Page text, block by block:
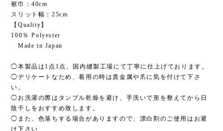
裾巾：40cm
スリット幅：25cm
【Quality】
100％ Polyester
Made in Japan
◯本製品は1点1点、国内縫製工場にて丁寧に仕上げております。
◯デリケートなため、着用の時は貴金属や爪に気を付けて下さ
い。
◯お洗濯の際はタンブル乾燥を避け、手洗いで形を整えてから日
陰干しをおすすめ致します。
◯また、色落ちする場合がありますので、漂白剤のご使用はお避
け下さい